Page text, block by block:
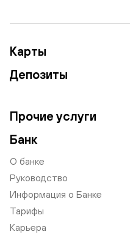
Карты
Депозиты
Прочие услуги
Банк
О банке
Руководство
Информация о Банке
Тарифы
Карьера